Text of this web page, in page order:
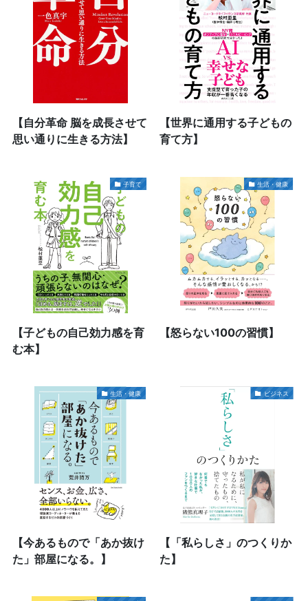
【自分革命 脳を成長させて
思い通りに生きる方法】
【世界に通用する子どもの
育て方】
子育て
【子どもの自己効力感を育
む本】
生活・健康
【怒らない100の習慣】
生活・健康
【今あるもので「あか抜け
た」部屋になる。】
ビジネス
【「私らしさ」のつくりか
た】